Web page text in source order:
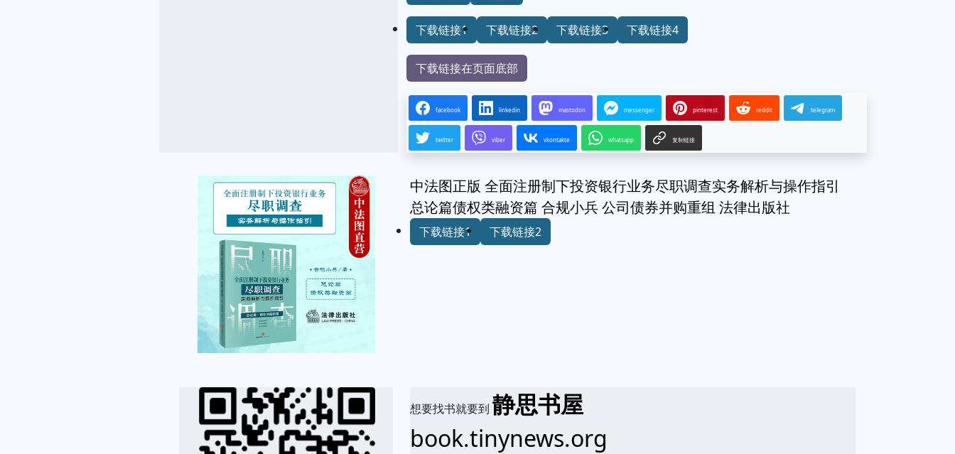
下载链接1 下载链接2 下载链接3 下载链接4
下载链接在页面底部
facebook linkedin mastodon messenger pinterest reddit telegram
twitter viber vkontakte whatsapp 复制链接
中法图正版 全面注册制下投资银行业务尽职调查实务解析与操作指引
总论篇债权类融资篇 合规小兵 公司债券并购重组 法律出版社
下载链接1 下载链接2
想要找书就要到静思书屋
book.tinynews.org